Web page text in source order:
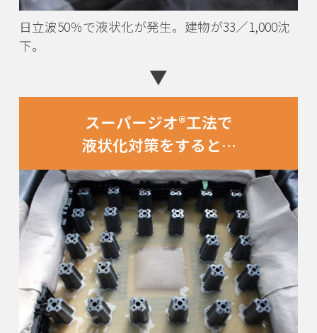
日立波50％で液状化が発生。建物が33／1,000沈
下。
▼
スーパージオ®工法で
液状化対策をすると…